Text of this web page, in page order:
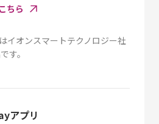
ちら
イオンスマートテクノロジー社
す。
アプリ